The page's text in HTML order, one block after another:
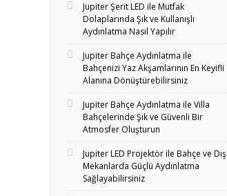
Jupiter Şerit LED ile Mutfak
Dolaplarında Şık ve Kullanışlı
Aydınlatma Nasıl Yapılır
Jupiter Bahçe Aydınlatma ile
Bahçenizi Yaz Akşamlarının En Keyifli
Alanına Dönüştürebilirsiniz
Jupiter Bahçe Aydınlatma ile Villa
Bahçelerinde Şık ve Güvenli Bir
Atmosfer Oluşturun
Jupiter LED Projektör ile Bahçe ve Dış
Mekanlarda Güçlü Aydınlatma
Sağlayabilirsiniz